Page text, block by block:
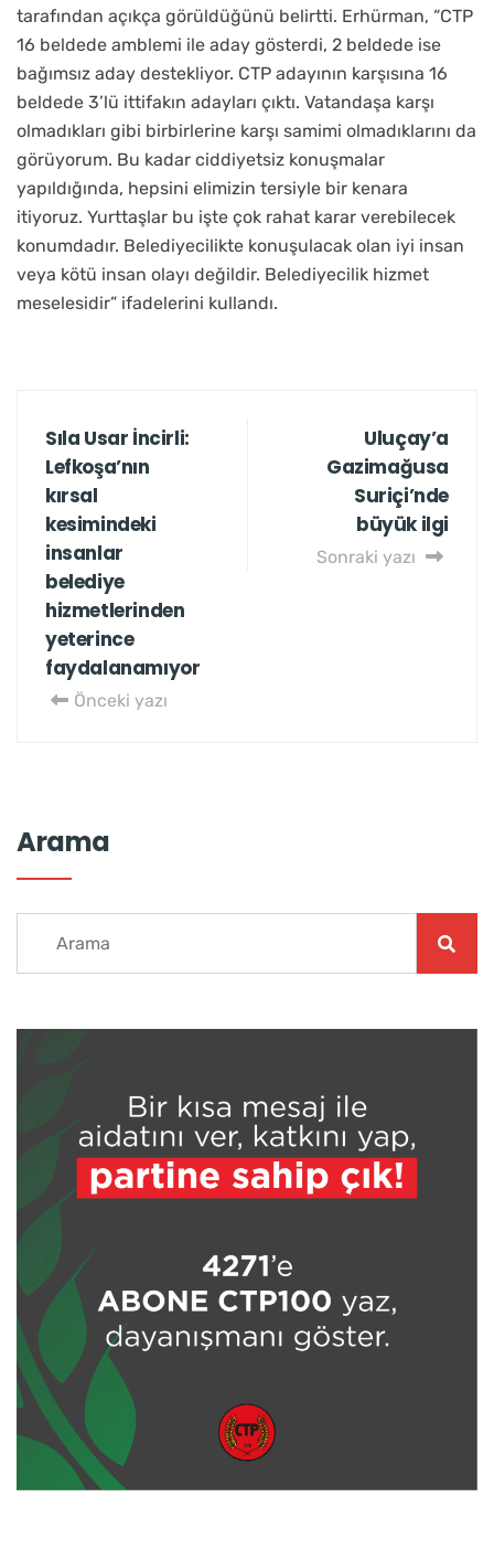
tarafından açıkça görüldüğünü belirtti. Erhürman, “CTP
16 beldede amblemi ile aday gösterdi, 2 beldede ise
bağımsız aday destekliyor. CTP adayının karşısına 16
beldede 3’lü ittifakın adayları çıktı. Vatandaşa karşı
olmadıkları gibi birbirlerine karşı samimi olmadıklarını da
görüyorum. Bu kadar ciddiyetsiz konuşmalar
yapıldığında, hepsini elimizin tersiyle bir kenara
itiyoruz. Yurttaşlar bu işte çok rahat karar verebilecek
konumdadır. Belediyecilikte konuşulacak olan iyi insan
veya kötü insan olayı değildir. Belediyecilik hizmet
meselesidir” ifadelerini kullandı.
Sıla Usar İncirli:
Lefkoşa’nın
kırsal
kesimindeki
insanlar
belediye
hizmetlerinden
yeterince
faydalanamıyor
Önceki yazı
Uluçay’a
Gazimağusa
Suriçi’nde
büyük ilgi
Sonraki yazı
Arama